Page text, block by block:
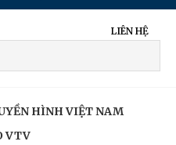
LIÊN HỆ
HÌNH VIỆT NAM
VTV